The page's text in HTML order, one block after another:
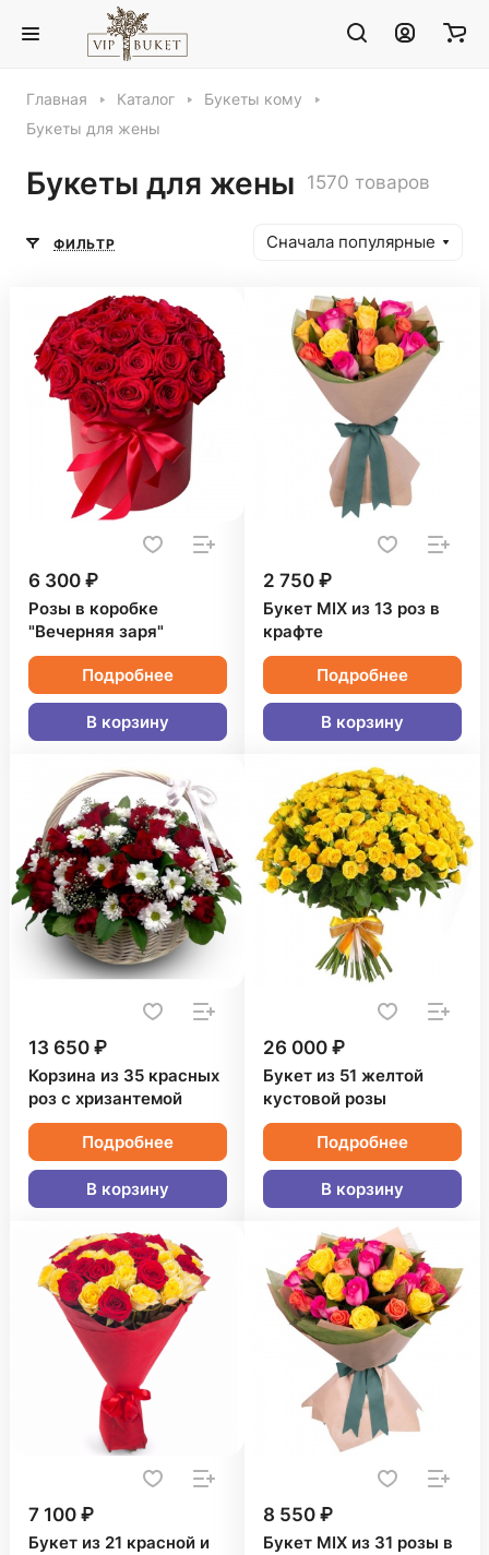
Главная Каталог
Букеты кому
Букеты для жены
Букеты для жены 1570 товаров
ФИЛЬТР Сначала популярные
6 300 ₽
Розы в коробке
"Вечерняя заря"
Подробнее
В корзину
2 750 ₽
Букет MIX из 13 роз в
крафте
Подробнее
В корзину
13 650 ₽
Корзина из 35 красных
роз с хризантемой
Подробнее
В корзину
26 000 ₽
Букет из 51 желтой
кустовой розы
Подробнее
В корзину
7 100 ₽
Букет из 21 красной и
8 550 ₽
Букет MIX из 31 розы в